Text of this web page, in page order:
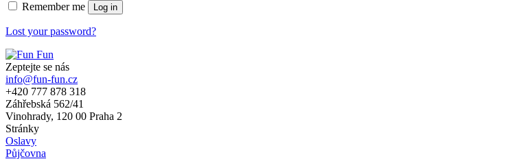
Remember me Log in
Lost your password?
Zeptejte se nás
info@fun-fun.cz
+420 777 878 318
Záhřebská 562/41
Vinohrady, 120 00 Praha 2
Stránky
Oslavy
Půjčovna